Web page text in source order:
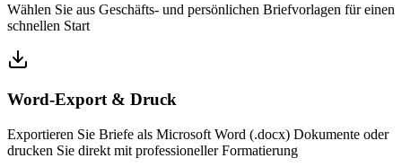
Wählen Sie aus Geschäfts- und persönlichen Briefvorlagen für einen
schnellen Start
Word-Export & Druck
Exportieren Sie Briefe als Microsoft Word (.docx) Dokumente oder
drucken Sie direkt mit professioneller Formatierung